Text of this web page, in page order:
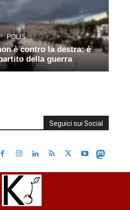
POLIS
è contro la destra: è
della guerra
Seguici sui Social